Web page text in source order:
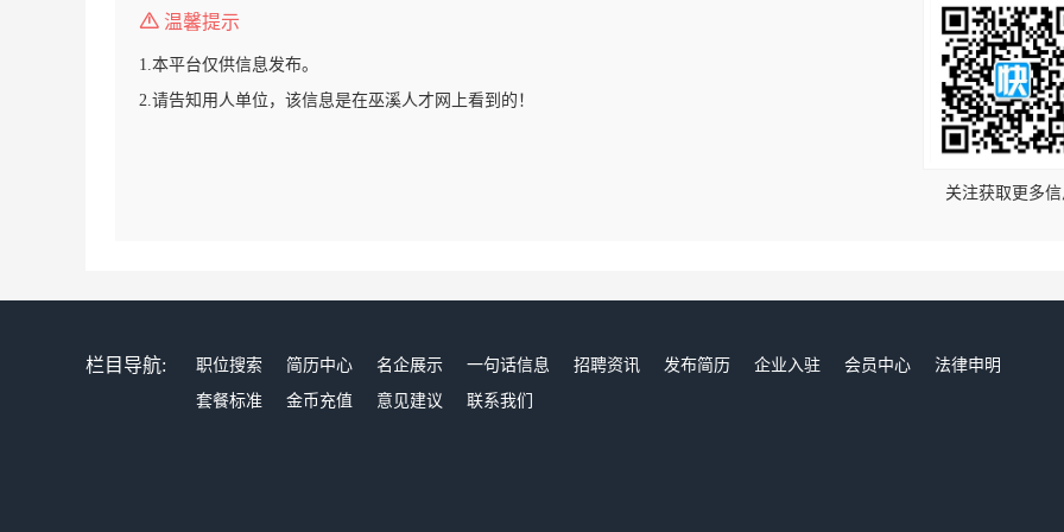
温馨提示
1.本平台仅供信息发布。
2.请告知用人单位，该信息是在巫溪人才网上看到的！
关注获取更多
栏目导航: 职位搜索 简历中心 名企展示 一句话信息 招聘资讯 发布简历 企业入驻 会员中心
法律申明
套餐标准
金币充值 意见建议 联系我们